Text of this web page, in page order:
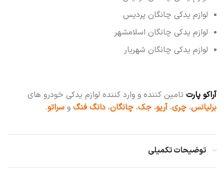
لوازم یدکی چانگان پردیس
لوازم یدکی چانگان اسلامشهر
لوازم یدکی چانگان شهریار
آراکو پارت تامین کننده و وارد کننده لوازم یدکی خودرو های
برلیانس، چری،آریو، جک، چانگان، دانگ فنگ و سراتو.
توضیحات تکمیلی